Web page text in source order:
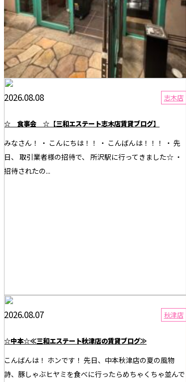
2026.08.08 志木店
☆ 食事会 ☆【三和エステート志木店賃貸ブログ】
みなさん！ ・ こんにちは！！ ・ こんばんは！！！ ・ 先
日、 取引業者様の招待で、 所沢駅に行ってきました☆ ・
招待されたの...
2026.08.07 秋津店
☆中本☆≪三和エステート秋津店の賃貸ブログ≫
こんばんは！ ホンです！ 先日、中本秋津店の夏の風物
詩、豚しゃぶヒヤミを食べに行ったらめちゃくちゃ並んで